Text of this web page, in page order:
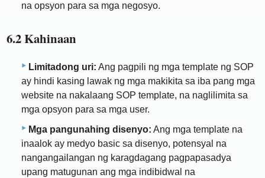
na opsyon para sa mga negosyo.
6.2 Kahinaan
Limitadong uri: Ang pagpili ng mga template ng SOP
ay hindi kasing lawak ng mga makikita sa iba pang mga
website na nakalaang SOP template, na naglilimita sa
mga opsyon para sa mga user.
Mga pangunahing disenyo: Ang mga template na
inaalok ay medyo basic sa disenyo, potensyal na
nangangailangan ng karagdagang pagpapasadya
upang matugunan ang mga indibidwal na